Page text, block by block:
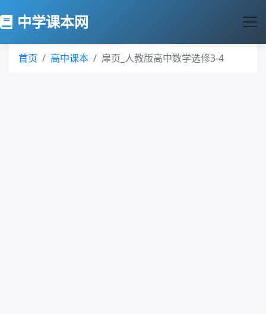
中学课本网
首页 高中课本 扉页_人教版高中数学选修3-4